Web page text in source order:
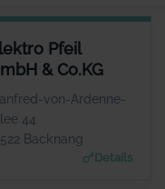
Pfeil
& Co.KG
von-Ardenne-
44
Backnang
Details
PFEIL GMBH & CO.KG
Herr Steffen Pfeil
www.elektro-pfeil.com